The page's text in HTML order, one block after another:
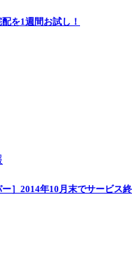
を1週間お試し！
ー］2014年10月末でサービス